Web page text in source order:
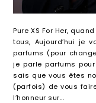
Pure XS For Her,
tous, Aujourd’hui je
parfums (pour
je parle parfums
sais que vous êtes
(parfois) de vous
l’honneur sur...